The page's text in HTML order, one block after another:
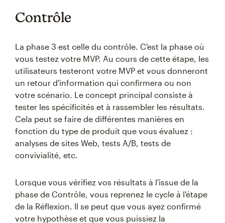
Contrôle
La phase 3 est celle du contrôle. C'est la phase où
vous testez votre MVP. Au cours de cette étape, les
utilisateurs testeront votre MVP et vous donneront
un retour d'information qui confirmera ou non
votre scénario. Le concept principal consiste à
tester les spécificités et à rassembler les résultats.
Cela peut se faire de différentes manières en
fonction du type de produit que vous évaluez :
analyses de sites Web, tests A/B, tests de
convivialité, etc.
Lorsque vous vérifiez vos résultats à l'issue de la
phase de Contrôle, vous reprenez le cycle à l'étape
de la Réflexion. Il se peut que vous ayez confirmé
votre hypothèse et que vous puissiez la